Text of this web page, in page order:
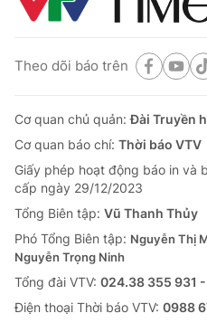
Theo dõi báo trên
Cơ quan chủ quản:Đài Truyền
Cơ quan báo chí: Thời báo VTV
Giấy phép hoạt động báo in và
cấp ngày 29/12/2023
Tổng Biên tập: Vũ Thanh Thủy
Phó Tổng Biên tập: Nguyễn Thị
Nguyễn Trọng Ninh
Tổng đài VTV: 024.38 355 931
Ðiện thoại Thời báo VTV: 0988